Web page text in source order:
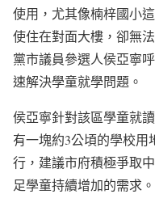
使用，尤其像楠梓國小
使住在對面大樓，卻無
黨市議員參選人侯亞寧
速解決學童就學問題。
侯亞寧針對該區學童就
有一塊約3公頃的學校
行，建議市府積極爭取
足學童持續增加的需求。